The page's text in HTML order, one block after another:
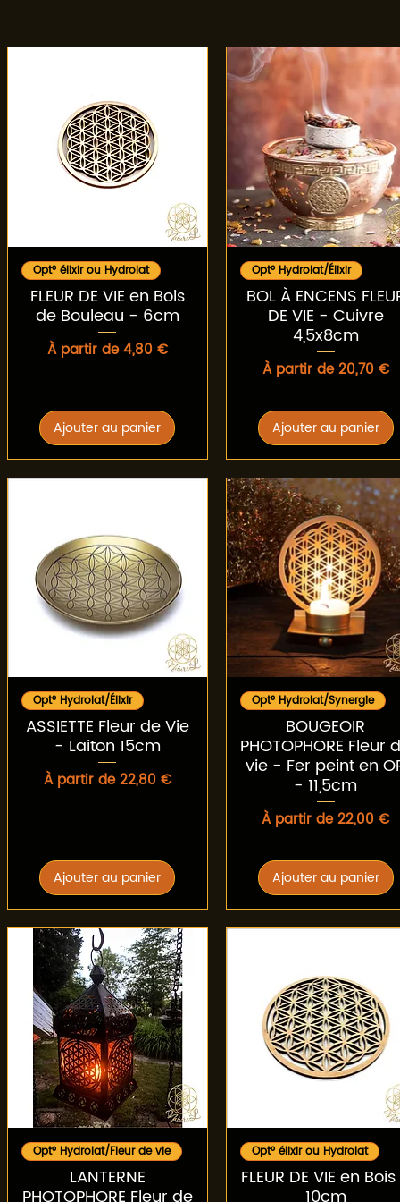
Aperçu rapide
Opt° élixir ou Hydrolat
FLEUR DE VIE en Bois
de Bouleau - 6cm
À partir de4,80 €
Prix promotionnel
Ajouter au panier
Aperçu rapide
Opt° Hydrolat/Élixir
BOL À ENCENS
DE VIE - Cuivre
4,5x8cm
À partir de20,70 €
Prix promotionnel
Ajouter au panier
Aperçu rapide
Opt° Hydrolat/Élixir
ASSIETTE Fleur de Vie
- Laiton 15cm
À partir de22,80 €
Prix promotionnel
Ajouter au panier
Aperçu rapide
Opt° Hydrolat/Synergie
BOUGEOIR
PHOTOPHORE Fleur
vie - Fer peint en
- 11,5cm
À partir de22,00 €
Prix promotionnel
Ajouter au panier
Aperçu rapide
Opt° Hydrolat/Fleur de vie
LANTERNE
PHOTOPHORE Fleur de
Aperçu rapide
Opt° élixir ou Hydrolat
FLEUR DE VIE en
10cm